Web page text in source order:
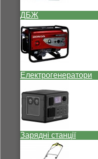
ДБЖ
Електрогенератори
Зарядні станції